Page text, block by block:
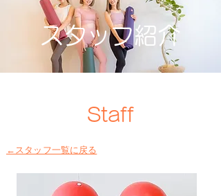
スタッフ紹介
Staff
←スタッフ一覧に戻る